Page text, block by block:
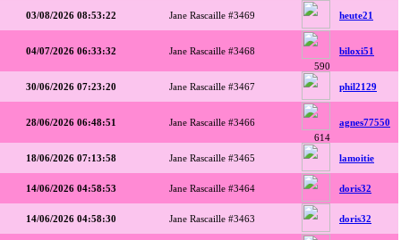
03/08/2026 08:53:22 Jane Rascaille #3469 heute21
04/07/2026 06:33:32
Jane Rascaille #3468
590
biloxi51
30/06/2026 07:23:20 Jane Rascaille #3467 phil2129
28/06/2026 06:48:51
Jane Rascaille #3466
614
agnes77550
18/06/2026 07:13:58 Jane Rascaille #3465 lamoitie
14/06/2026 04:58:53 Jane Rascaille #3464 doris32
14/06/2026 04:58:30 Jane Rascaille #3463 doris32